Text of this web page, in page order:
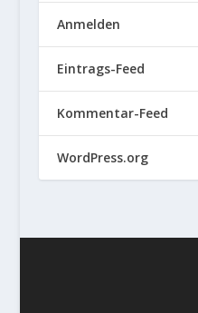
Anmelden
Eintrags-Feed
Kommentar-Feed
WordPress.org